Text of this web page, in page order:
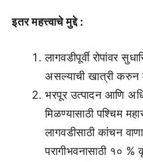
इतर महत्त्वाचे मुद्दे:
लागवडीपूर्वी रोपांवर
असल्याची खात्री करुन
भरपूर उत्पादन आणि
मिळण्यासाठी पश्चिम
लागवडीसाठी कांचन
परागीभवनासाठी १० %